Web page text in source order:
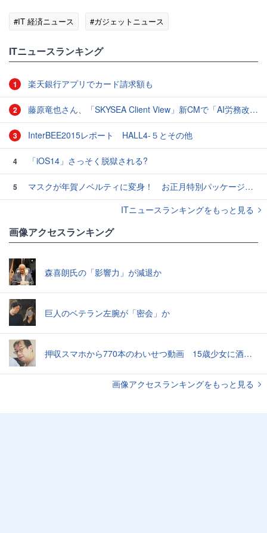
#IT 経済ニュース #ガジェットニュース
ITニュースランキング
1 楽天銀行アプリでカード請求額も
2 藤原竜也さん、「SKYSEA Client View」新CMで「AI労務改善」をアピール 働き方をAIが分析したら「すぐに休んで」と言われる？
3 InterBEE2015レポート HALL4-５とその他
4 「iOS14」さっそく脱獄される?
5
マスクが年賀ノベルティに変身！ お正月特別パッケージの注文受付開始
ITニュースランキングをもっと見る
画像アクセスランキング
森喜朗氏の「影響力」が減退か
巨人のベテラン左腕が「密会」か
押収スマホから770本のわいせつ動画 15歳少女に酒と薬飲ませ性的暴行か 54歳男を再逮捕 「薬もありますよ」とSNSで誘い出し
画像アクセスランキングをもっと見る